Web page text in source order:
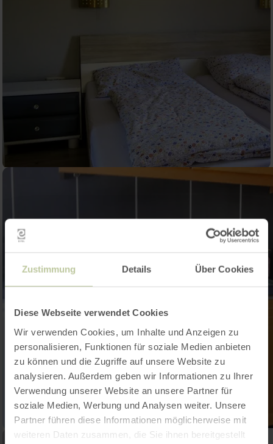
Zustimmung Details Über Cookies
Diese Webseite verwendet Cookies
Wir verwenden Cookies, um Inhalte und Anzeigen zu
personalisieren, Funktionen für soziale Medien anbieten
zu können und die Zugriffe auf unsere Website zu
analysieren. Außerdem geben wir Informationen zu Ihrer
Verwendung unserer Website an unsere Partner für
soziale Medien, Werbung und Analysen weiter. Unsere
Partner führen diese Informationen möglicherweise mit
weiteren Daten zusammen, die Sie ihnen bereitgestellt